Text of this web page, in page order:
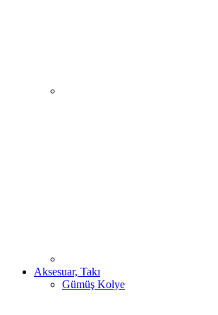
Aksesuar, Takı
Gümüş Kolye